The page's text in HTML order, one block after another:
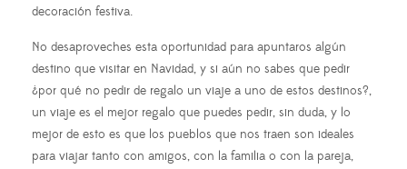
decoración festiva.
No desaproveches esta oportunidad para apuntaros algún
destino que visitar en Navidad, y si aún no sabes que pedir
¿por qué no pedir de regalo un viaje a uno de estos destinos?,
un viaje es el mejor regalo que puedes pedir, sin duda, y lo
mejor de esto es que los pueblos que nos traen son ideales
para viajar tanto con amigos, con la familia o con la pareja,